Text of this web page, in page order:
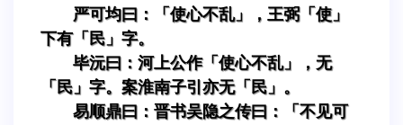
严可均曰：「使心不乱」，王弼「使」
下有「民」字。
毕沅曰：河上公作「使心不乱」，无
「民」字。案淮南子引亦无「民」。
易顺鼎曰：晋书吴隐之传曰：「不见可